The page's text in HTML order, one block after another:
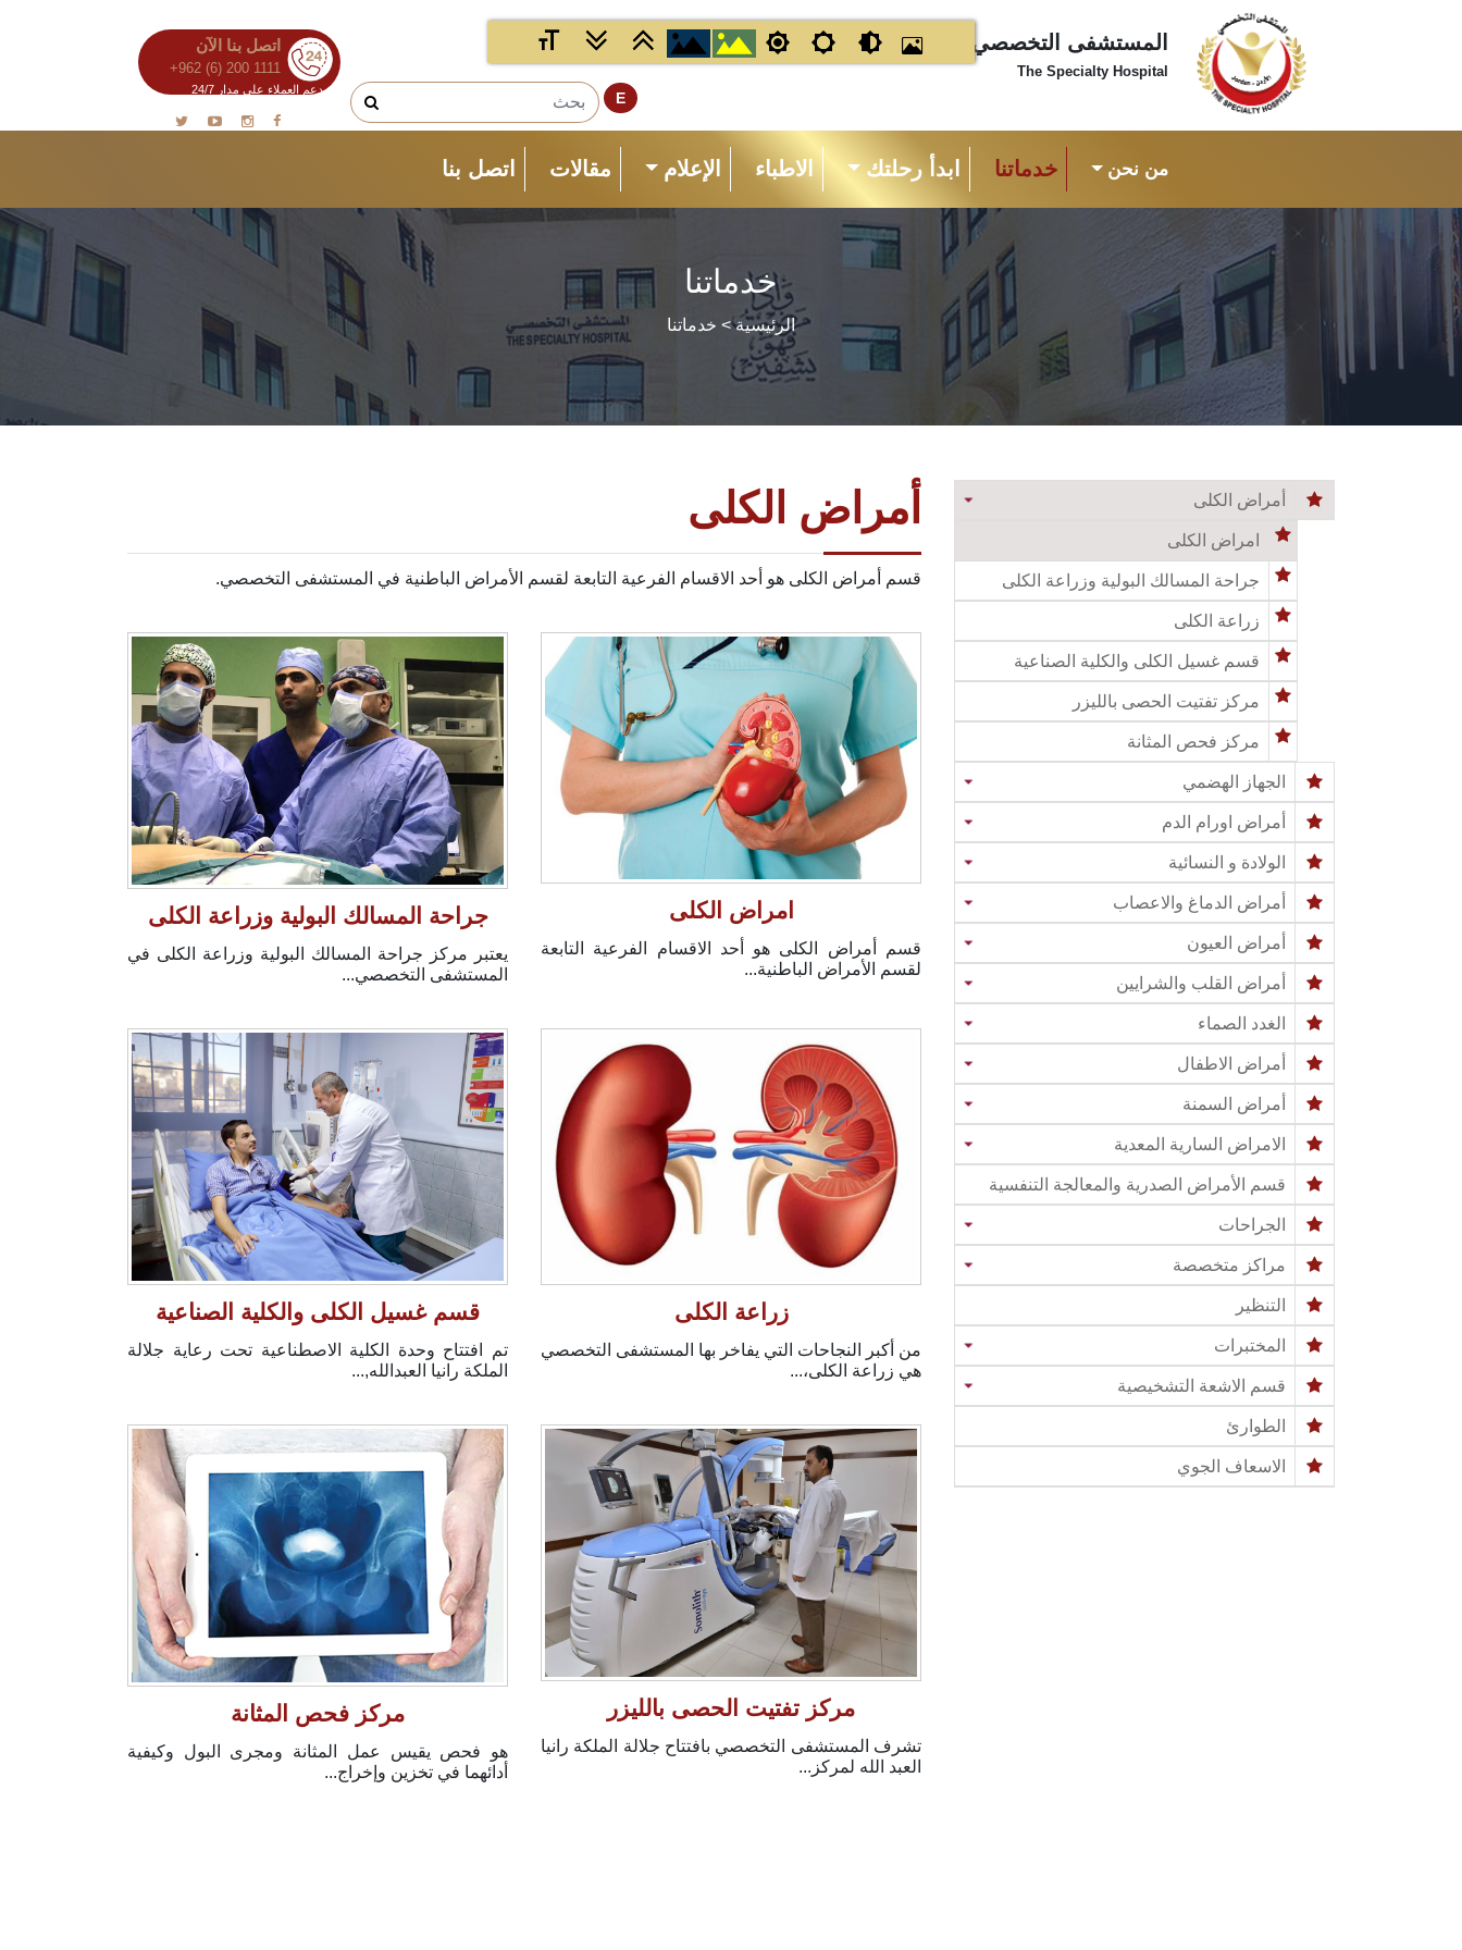
المستشفى التخصصي
The Specialty Hospital
اتصل بنا الآن
+962 (6) 200 1111
دعم العملاء على مدار 24/7 E
من نحن خدماتنا ابدأ رحلتك الاطباء الإعلام مقالات اتصل بنا
خدماتنا
الرئيسية> خدماتنا
أمراض الكلى
امراض الكلى
جراحة المسالك البولية وزراعة الكلى
زراعة الكلى
قسم غسيل الكلى والكلية الصناعية
مركز تفتيت الحصى بالليزر
مركز فحص المثانة
الجهاز الهضمي
أمراض اورام الدم
الولادة و النسائية
أمراض الدماغ والاعصاب
أمراض العيون
أمراض القلب والشرايين
الغدد الصماء
أمراض الاطفال
أمراض السمنة
الامراض السارية المعدية
قسم الأمراض الصدرية والمعالجة التنفسية
الجراحات
مراكز متخصصة
التنظير
المختبرات
قسم الاشعة التشخيصية
الطوارئ
الاسعاف الجوي
أمراض الكلى
قسم أمراض الكلى هو أحد الاقسام الفرعية التابعة لقسم الأمراض الباطنية في المستشفى التخصصي.
امراض الكلى
قسم أمراض الكلى هو أحد الاقسام الفرعية التابعة
لقسم الأمراض الباطنية...
جراحة المسالك البولية وزراعة الكلى
يعتبر مركز جراحة المسالك البولية وزراعة الكلى في
المستشفى التخصصي...
زراعة الكلى
من أكبر النجاحات التي يفاخر بها المستشفى التخصصي
هي زراعة الكلى،...
قسم غسيل الكلى والكلية الصناعية
تم افتتاح وحدة الكلية الاصطناعية تحت رعاية جلالة
الملكة رانيا العبدالله,...
مركز تفتيت الحصى بالليزر
تشرف المستشفى التخصصي بافتتاح جلالة الملكة رانيا
العبد الله لمركز...
مركز فحص المثانة
هو فحص يقيس عمل المثانة ومجرى البول وكيفية
أدائهما في تخزين وإخراج...